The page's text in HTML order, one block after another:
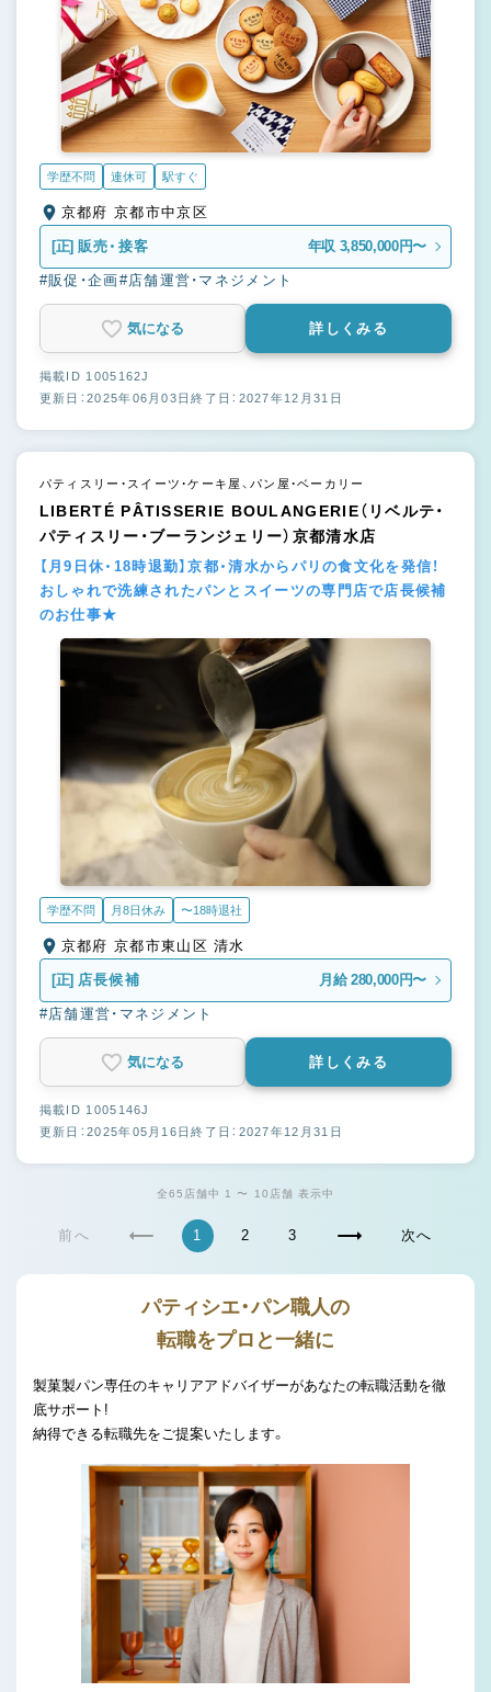
学歴不問 連休可 駅すぐ
京都府 京都市中京区
[正] 販売・接客 年収 3,850,000円〜
#販促・企画#店舗運営・マネジメント
気になる 詳しくみる
掲載ID 1005162J
更新日：2025年06月03日終了日：2027年12月31日
パティスリー・スイーツ・ケーキ屋、パン屋・ベーカリー
LIBERTÉ PÂTISSERIE BOULANGERIE（リベルテ・
パティスリー・ブーランジェリー）京都清水店
【月9日休・18時退勤】京都・清水からパリの食文化を発信！
おしゃれで洗練されたパンとスイーツの専門店で店長候補
のお仕事★
学歴不問 月8日休み 〜18時退社
京都府 京都市東山区 清水
[正] 店長候補 月給 280,000円〜
#店舗運営・マネジメント
気になる 詳しくみる
掲載ID 1005146J
更新日：2025年05月16日終了日：2027年12月31日
全65店舗中 1 〜 10店舗 表示中
前へ 1 2 3 次へ
パティシエ・パン職人の
転職をプロと一緒に
製菓製パン専任のキャリアアドバイザーがあなたの転職活動を徹
底サポート!
納得できる転職先をご提案いたします。